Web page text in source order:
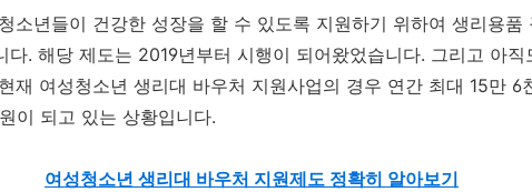
소년들이 건강한 성장을 할 수 있도록 지원하기 위하여 생리용품
다. 해당 제도는 2019년부터 시행이 되어왔었습니다. 그리고 아직
재 여성청소년 생리대 바우처 지원사업의 경우 연간 최대 15만 6
이 되고 있는 상황입니다.
여성청소년 생리대 바우처 지원제도 정확히 알아보기